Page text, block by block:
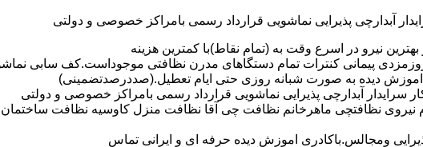
آبدارچی پذیرایی نماشویی قرارداد رسمی بامراکز خصوصی و دولتی
نیرو در اسرع وقت به (تمام نقاط)با کمترین هزینه
پیمانی کنترات تمام دستگاهای مدرن نظافتی موجوداست.کف سابی
دیده به صورت شبانه روزی حتی ایام تعطیل.(صددرصدتضمینی)
سرایدار آبدارچی پذیرایی نماشویی قرارداد رسمی بامراکز خصوصی و دولتی
نیروی نظافتچی ماهرخانم نظافت چی آقا نظافت منزل کاوسیه نظافت
ومجالس.باکادری اموزش دیده حرفه ای و ایرانی تماس